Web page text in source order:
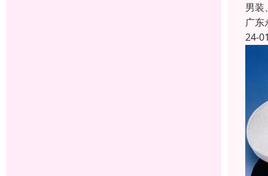
男装
广东
24-